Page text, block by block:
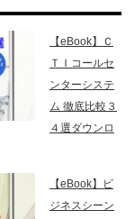
【eBook】Ｃ
ＴＩコールセ
ンターシステ
ム 徹底比較３
４選ダウンロ
【eBook】ビ
ジネスシーン